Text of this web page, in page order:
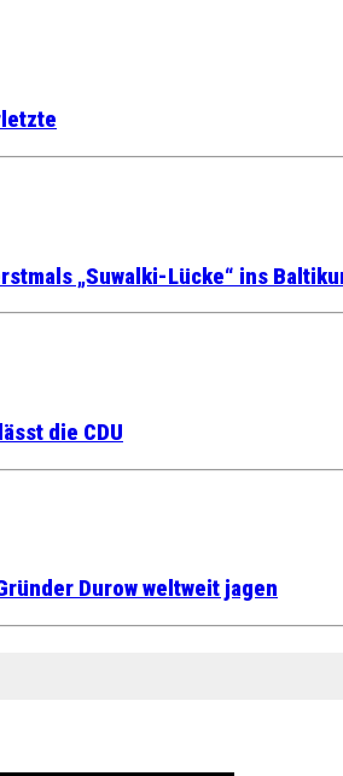
„Suwalki-Lücke“ ins
die CDU
Durow weltweit jagen